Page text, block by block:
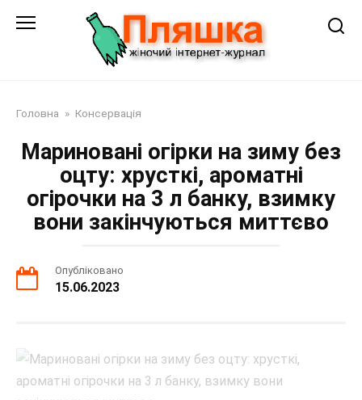
Головна » Консервація
Мариновані огірки на зиму без
оцту: хрусткі, ароматні
огірочки на 3 л банку, взимку
вони закінчуються миттєво
Опубліковано
15.06.2023